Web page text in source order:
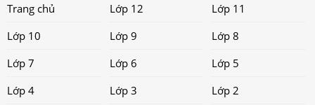
Trang chủ Lớp 12
Lớp 11
Lớp 10
Lớp 9
Lớp 8
Lớp 7
Lớp 6
Lớp 5
Lớp 4
Lớp 3
Lớp 2